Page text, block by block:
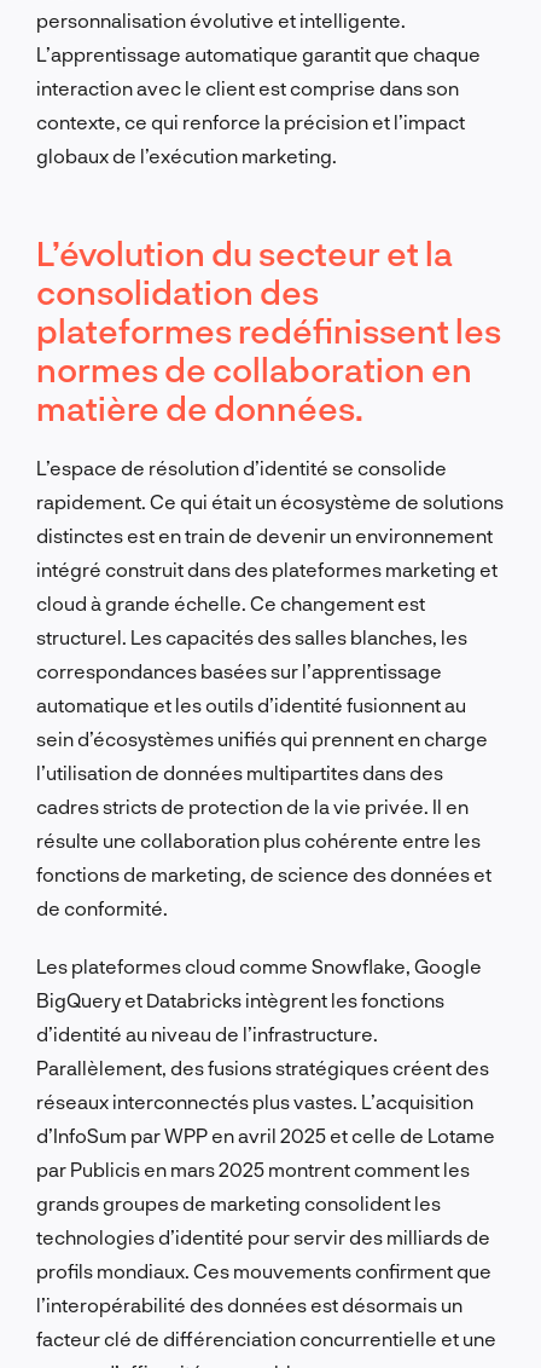
personnalisation évolutive et intelligente.
L’apprentissage automatique garantit que chaque
interaction avec le client est comprise dans son
contexte, ce qui renforce la précision et l’impact
globaux de l’exécution marketing.
L’évolution du secteur et la
consolidation des
plateformes redéfinissent les
normes de collaboration en
matière de données.
L’espace de résolution d’identité se consolide
rapidement. Ce qui était un écosystème de solutions
distinctes est en train de devenir un environnement
intégré construit dans des plateformes marketing et
cloud à grande échelle. Ce changement est
structurel. Les capacités des salles blanches, les
correspondances basées sur l’apprentissage
automatique et les outils d’identité fusionnent au
sein d’écosystèmes unifiés qui prennent en charge
l’utilisation de données multipartites dans des
cadres stricts de protection de la vie privée. Il en
résulte une collaboration plus cohérente entre les
fonctions de marketing, de science des données et
de conformité.
Les plateformes cloud comme Snowflake, Google
BigQuery et Databricks intègrent les fonctions
d’identité au niveau de l’infrastructure.
Parallèlement, des fusions stratégiques créent des
réseaux interconnectés plus vastes. L’acquisition
d’InfoSum par WPP en avril 2025 et celle de Lotame
par Publicis en mars 2025 montrent comment les
grands groupes de marketing consolident les
technologies d’identité pour servir des milliards de
profils mondiaux. Ces mouvements confirment que
l’interopérabilité des données est désormais un
facteur clé de différenciation concurrentielle et une